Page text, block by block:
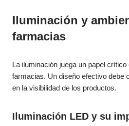
Iluminación y
farmacias
La iluminación juega un papel
farmacias. Un diseño efectivo debe
en la visibilidad de los productos.
Iluminación LED y su